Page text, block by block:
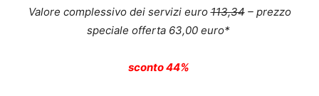
Valore complessivo dei servizi euro113,34– prezzo
speciale offerta 63,00 euro*
sconto 44%